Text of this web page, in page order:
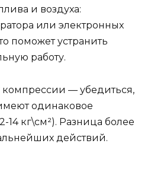
и воздуха:
или электронных
поможет устранить
работу.
— убедиться,
одинаковое
14 кг\см²). Разница более
действий.